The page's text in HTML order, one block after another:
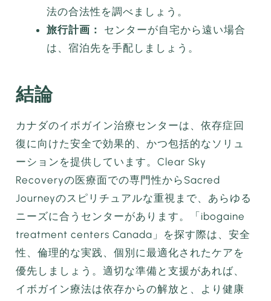
法の合法性を調べましょう。
旅行計画：
センターが自宅から遠い場合
は、宿泊先を手配しましょう。
結論
カナダのイボガイン治療センターは、依存症回
復に向けた安全で効果的、かつ包括的なソリュ
ーションを提供しています。Clear Sky
Recoveryの医療面での専門性からSacred
Journeyのスピリチュアルな重視まで、あらゆる
ニーズに合うセンターがあります。「ibogaine
treatment centers Canada」を探す際は、安全
性、倫理的な実践、個別に最適化されたケアを
優先しましょう。適切な準備と支援があれば、
イボガイン療法は依存からの解放と、より健康